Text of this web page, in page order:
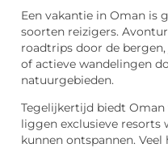
Een vakantie in Oman is
soorten reizigers.
roadtrips door de
of actieve wandelingen
natuurgebieden.
Tegelijkertijd biedt Oman
liggen exclusieve resorts
kunnen ontspannen.